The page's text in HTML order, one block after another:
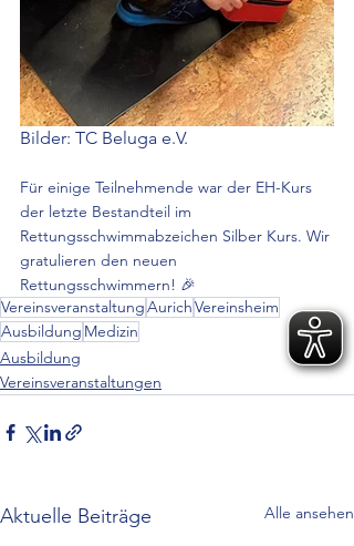
Bilder: TC Beluga e.V.
Für einige Teilnehmende war der EH-Kurs
der letzte Bestandteil im
Rettungsschwimmabzeichen Silber Kurs. Wir
gratulieren den neuen
Rettungsschwimmern! 🎉
VereinsveranstaltungAurichVereinsheim
Ausbildung Medizin
Ausbildung
Vereinsveranstaltungen
Aktuelle Beiträge Alle ansehen